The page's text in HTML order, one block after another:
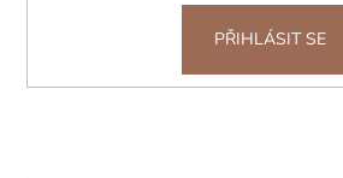
PŘIHLÁSIT SE